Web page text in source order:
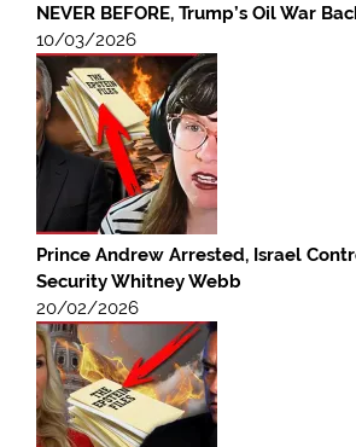
NEVER BEFORE, Trump’s Oil War
10/03/2026
Prince Andrew Arrested, Israel
Security Whitney Webb
20/02/2026